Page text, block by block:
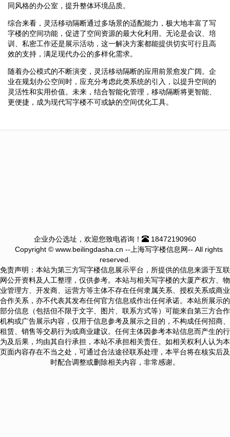
同风格的办公室，提升整体环境品质。
综合来看，灵活移动隔断通过多场景的适配能力，极大地丰富了写
字楼的空间功能，促进了空间资源的最大化利用。无论是会议、培
训、私密工作还是展示活动，这一解决方案都能提供切实可行且高
效的支持，满足现代办公的多样化需求。
随着办公模式的不断演变，灵活移动隔断的应用前景愈发广阔。企
业在规划办公空间时，应充分考虑此类系统的引入，以提升空间的
灵活性和实用价值。未来，结合智能化管理，移动隔断将更智能、
更便捷，成为现代写字楼不可或缺的空间优化工具。
企业办公选址，欢迎您致电咨询！
18472190960
Copyright © www.beilingdasha.cn --上海写字楼信息网-- All rights
reserved.
免责声明：本站为第三方写字楼信息展示平台，所提供的信息来源于互联
网公开资料及人工整理，仅供参考。本站与相关写字楼的大厦产权方、物
业管理方、开发商、运营方等主体不存在任何隶属关系、授权关系或商业
合作关系，亦不代表其发布任何官方信息或作出任何承诺。本站所展示的
部分信息（包括但不限于文字、图片、联系方式等）可能来自第三方合作
机构或广告展示内容，仅用于信息参考及展示之目的，不构成任何招商、
租赁、销售等交易行为或商业建议。任何主体因参考本站信息而产生的行
为及后果，均由其自行承担，本站不承担相关责任。如相关权利人认为本
页面内容存在不当之处，可通过合法途径联系处理，本平台将在核实后及
时配合调整或删除相关内容，非常感谢。